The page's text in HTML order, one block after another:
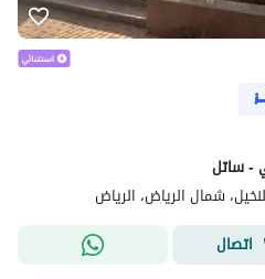
شمال الرياض، الرياض
اتصال